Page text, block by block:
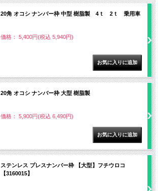
20角 オコシ ナンバー枠 中型 樹脂製 4ｔ 2ｔ 乗用車
価格： 5,400円(税込 5,940円)
20角 オコシ ナンバー枠 大型 樹脂製
価格： 5,900円(税込 6,490円)
ステンレス プレスナンバー枠 【大型】フチウロコ
【3160015】